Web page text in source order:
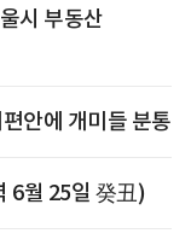
시 부동산
안에 개미들 분통
6월 25일 癸丑)